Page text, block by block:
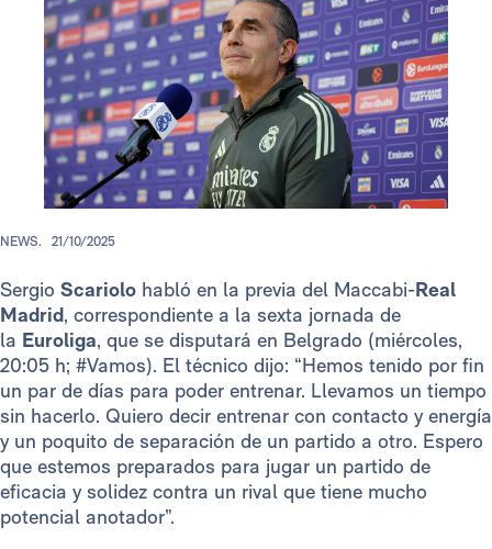
NEWS. 21/10/2025
Sergio Scariolo habló en la previa del Maccabi-Real
Madrid, correspondiente a la sexta jornada de
la Euroliga, que se disputará en Belgrado (miércoles,
20:05 h; #Vamos). El técnico dijo: “Hemos tenido por fin
un par de días para poder entrenar. Llevamos un tiempo
sin hacerlo. Quiero decir entrenar con contacto y energía
y un poquito de separación de un partido a otro. Espero
que estemos preparados para jugar un partido de
eficacia y solidez contra un rival que tiene mucho
potencial anotador”.